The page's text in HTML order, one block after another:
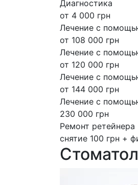
Диагностика
от 4 000 грн
Лечение с
от 108 000 грн
Лечение с
от 120 000 грн
Лечение с
от 144 000 грн
Лечение с
230 000 грн
Ремонт ретейнера
снятие 100 грн +